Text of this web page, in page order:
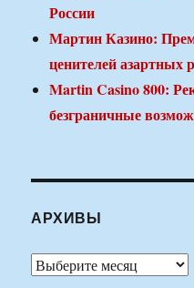
России
Мартин Казино:
ценителей азартных
Martin Casino 800:
безграничные
АРХИВЫ
Архивы